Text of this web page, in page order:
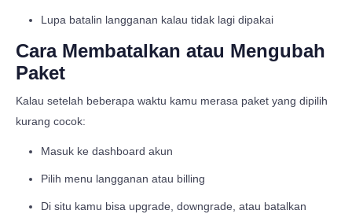
Lupa batalin langganan kalau tidak lagi dipakai
Cara Membatalkan atau Mengubah
Paket
Kalau setelah beberapa waktu kamu merasa paket yang dipilih
kurang cocok:
Masuk ke dashboard akun
Pilih menu langganan atau billing
Di situ kamu bisa upgrade, downgrade, atau batalkan